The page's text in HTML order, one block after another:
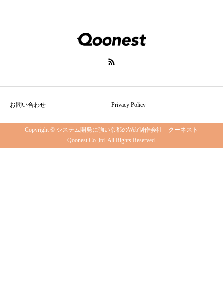
お問い合わせ Privacy Policy
Copyright © システム開発に強い京都のWeb制作会社 クーネスト
Qoonest Co.,ltd. All Rights Reserved.